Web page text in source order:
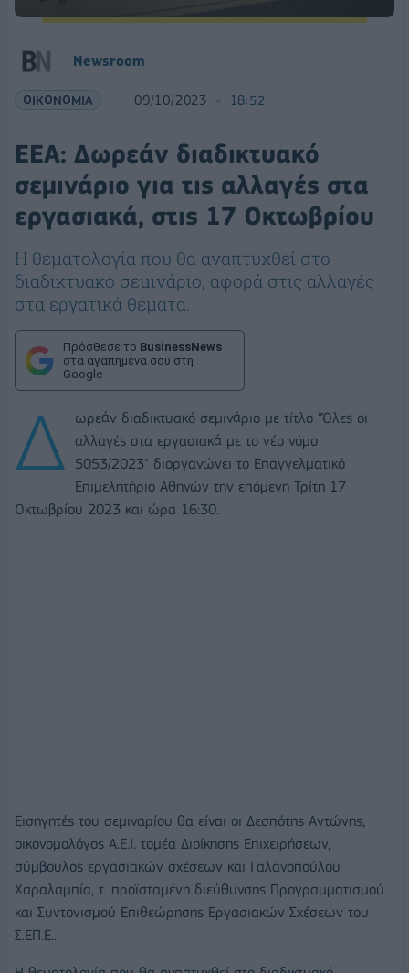
Newsroom
ΟΙΚΟΝΟΜΙΑ 09/10/2023 18:52
ΕΕΑ: Δωρεάν διαδικτυακό
σεμινάριο για τις αλλαγές στα
εργασιακά, στις 17 Οκτωβρίου
Η θεματολογία που θα αναπτυχθεί στο
διαδικτυακό σεμινάριο, αφορά στις αλλαγές
στα εργατικά θέματα.
Πρόσθεσε το BusinessNews
στα αγαπημένα σου στη
Google
Δ
ωρεάν διαδικτυακό σεμινάριο με τίτλο "Όλες οι
αλλαγές στα εργασιακά με το νέο νόμο
5053/2023" διοργανώνει το Επαγγελματικό
Επιμελητήριο Αθηνών την επόμενη Τρίτη 17
Οκτωβρίου 2023 και ώρα 16:30.
Εισηγητές του σεμιναρίου θα είναι οι Δεσπότης Αντώνης,
οικονομολόγος Α.Ε.Ι. τομέα Διοίκησης Επιχειρήσεων,
σύμβουλος εργασιακών σχέσεων και Γαλανοπούλου
Χαραλαμπία, τ. προϊσταμένη διεύθυνσης Προγραμματισμού
και Συντονισμού Επιθεώρησης Εργασιακών Σχέσεων του
Σ.ΕΠ.Ε..